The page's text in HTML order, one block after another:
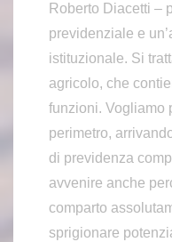
Roberto Diacetti –
previdenziale e
istituzionale. Si
agricolo, che
funzioni. Vogliamo
perimetro,
di previdenza
avvenire anche
comparto
sprigionare